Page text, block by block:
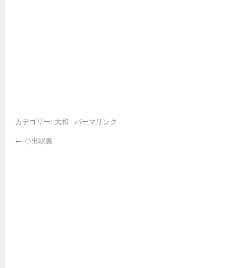
カテゴリー: 大和
パーマリンク
← 小出駅裏